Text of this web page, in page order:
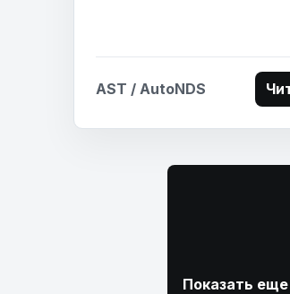
AST / AutoNDS
Показать еще